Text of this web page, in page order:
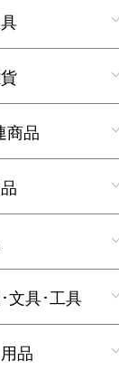
商品
文具･工具
品